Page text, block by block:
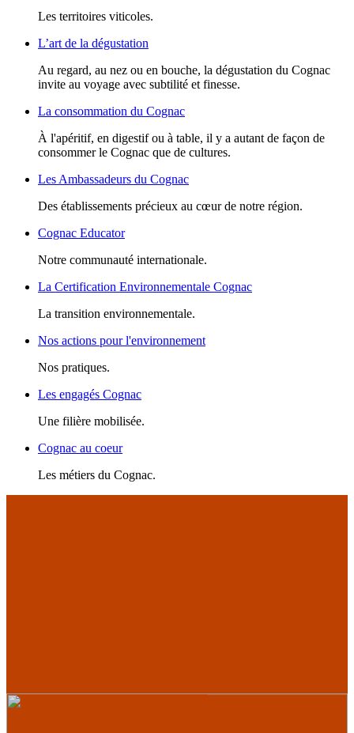
Les territoires viticoles.
L’art de la dégustation
Au regard, au nez ou en bouche, la dégustation du Cognac
invite au voyage avec subtilité et finesse.
La consommation du Cognac
À l'apéritif, en digestif ou à table, il y a autant de façon de
consommer le Cognac que de cultures.
Les Ambassadeurs du Cognac
Des établissements précieux au cœur de notre région.
Cognac Educator
Notre communauté internationale.
La Certification Environnementale Cognac
La transition environnementale.
Nos actions pour l'environnement
Nos pratiques.
Les engagés Cognac
Une filière mobilisée.
Cognac au coeur
Les métiers du Cognac.